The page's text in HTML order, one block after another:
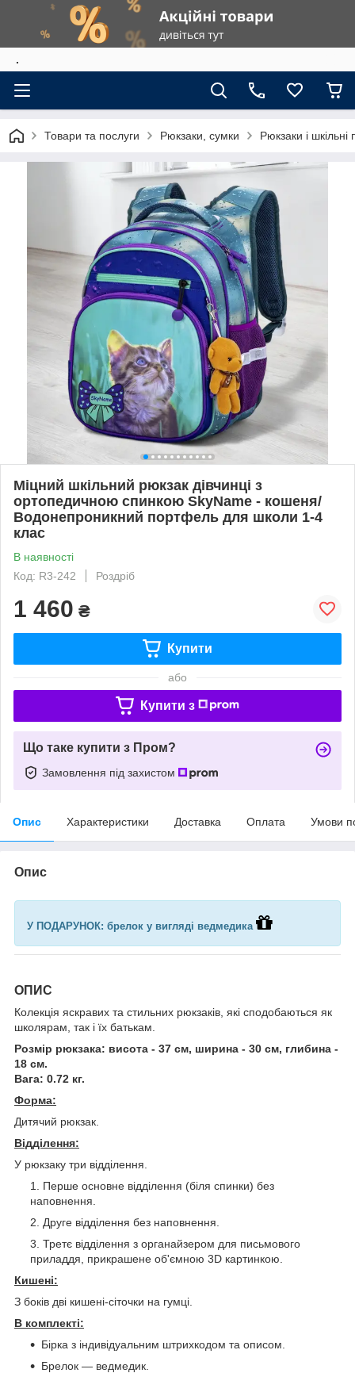
.
Товари та послуги Рюкзаки, сумки Рюкзаки і шкільні
Міцний шкільний рюкзак дівчинці з
ортопедичною спинкою SkyName - кошеня/
Водонепроникний портфель для школи 1-4
клас
В наявності
Код: R3-242
Роздріб
1 460 ₴
Купити
або
Купити з
Що таке купити з Пром?
Замовлення під захистом
Опис Характеристики Доставка Оплата Умови
Опис
У ПОДАРУНОК: брелок у вигляді ведмедика
ОПИС
Колекція яскравих та стильних рюкзаків, які сподобаються як
школярам, так і їх батькам.
Розмір рюкзака: висота - 37 см, ширина - 30 см, глибина -
18 см.
Вага: 0.72 кг.
Форма:
Дитячий рюкзак.
Відділення:
У рюкзаку три відділення.
Перше основне відділення (біля спинки) без
наповнення.
Друге відділення без наповнення.
Третє відділення з органайзером для письмового
приладдя, прикрашене об'ємною 3D картинкою.
Кишені:
З боків дві кишені-сіточки на гумці.
В комплекті:
Бірка з індивідуальним штрихкодом та описом.
Брелок — ведмедик.